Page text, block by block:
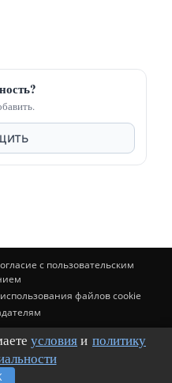
условияи политику
с пользовательским
файлов cookie
Материалы
и не заменяют консультацию